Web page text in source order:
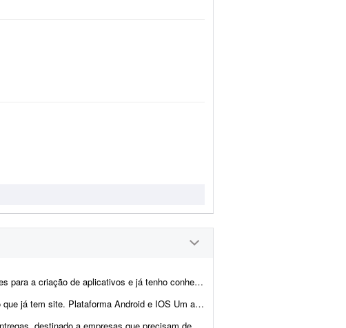
conhecimento dos valores praticados no mercado, bem como do prazo médio necessário p...
que seja o site dentro do app,a pessoa acesse o app e tenha as mesmas facili...